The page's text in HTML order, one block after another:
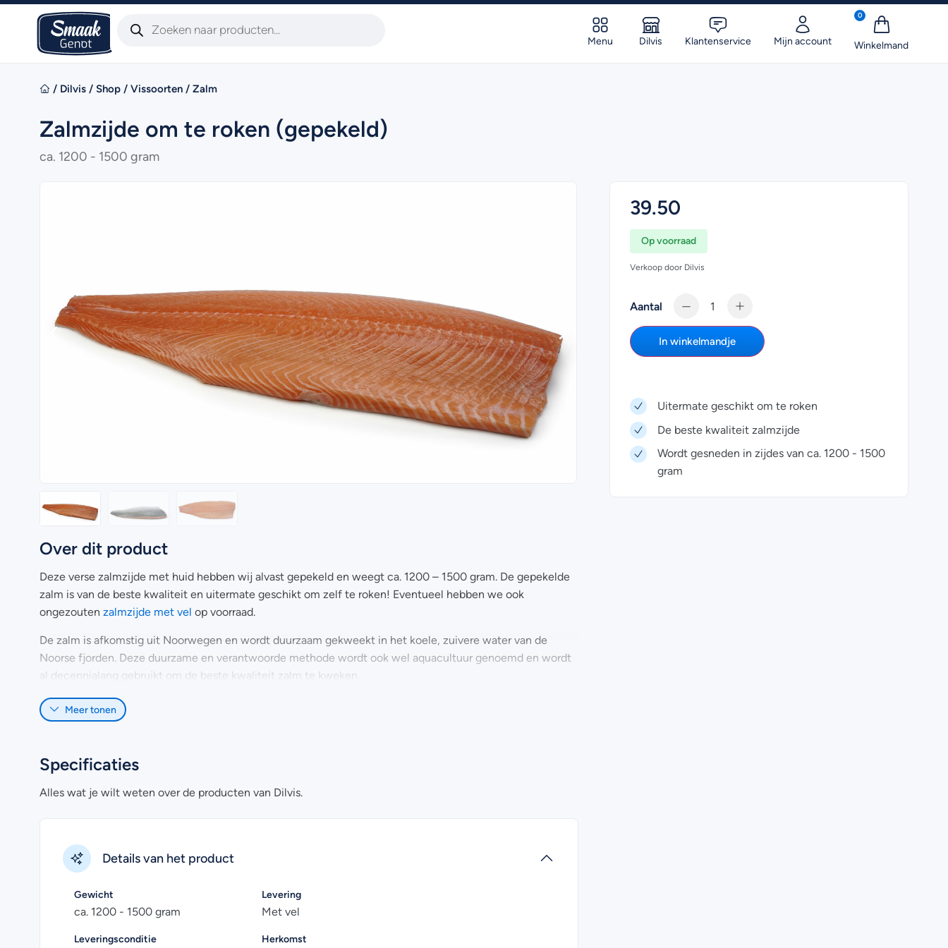
Menu Dilvis Klantenservice Mijn account
0
/ Dilvis / Shop / Vissoorten / Zalm
Zalmzijde om te roken (gepekeld)
ca. 1200 - 1500 gram
Over dit product
Deze verse zalmzijde met huid hebben wij alvast gepekeld en weegt ca. 1200 – 1500 gram. De gepekelde
zalm is van de beste kwaliteit en uitermate geschikt om zelf te roken! Eventueel hebben we ook
ongezouten zalmzijde met vel op voorraad.
De zalm is afkomstig uit Noorwegen en wordt duurzaam gekweekt in het koele, zuivere water van de
Noorse fjorden. Deze duurzame en verantwoorde methode wordt ook wel aquacultuur genoemd en wordt
al decennialang gebruikt om de beste kwaliteit zalm te kweken.
De gezouten zalmzijde met huid wordt gesneden in zijdes van ca. 1200 – 1500 gram en wordt vacuüm
verpakt. In de koelkast kun je de verse zalm 5 dagen bewaren, mits anders vermeld op etiket. Diepgevroren
Heb je nog vragen over het online bestellen van gepekelde zalmzijde met huid? Kijk dan eens bij
graag!
Meer tonen
Specificaties
Alles wat je wilt weten over de producten van Dilvis.
Details van het product
Gewicht
ca. 1200 - 1500 gram
Levering
Met vel
Leveringsconditie Herkomst
39.50
Op voorraad
Verkoop door Dilvis
Aantal
In winkelmandje
Uitermate geschikt om te roken
De beste kwaliteit zalmzijde
Wordt gesneden in zijdes van ca. 1200 - 1500
gram